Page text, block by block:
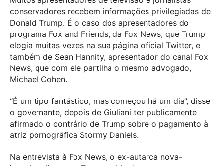
conservadores recebem informações privilegiadas de
Donald Trump. É o caso dos apresentadores do
programa Fox and Friends, da Fox News, que Trump
elogia muitas vezes na sua página oficial Twitter, e
também de Sean Hannity, apresentador do canal Fox
News, que com ele partilha o mesmo advogado,
Michael Cohen.
“É um tipo fantástico, mas começou há um dia”, disse
o governante, depois de Giuliani ter publicamente
afirmado o contrário de Trump sobre o pagamento à
atriz pornográfica Stormy Daniels.
Na entrevista à Fox News, o ex-autarca nova-